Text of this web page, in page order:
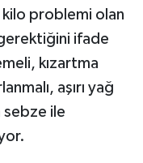
kilo problemi olan
ifade
kızartma
aşırı yağ
sebze ile